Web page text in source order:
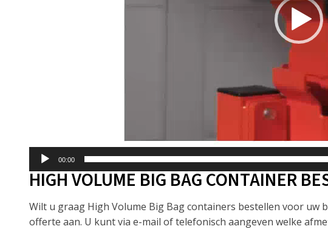
00:00
HIGH VOLUME BIG BAG CONTAINER
Wilt u graag High Volume Big Bag containers bestellen voor uw
offerte aan. U kunt via e-mail of telefonisch aangeven welke